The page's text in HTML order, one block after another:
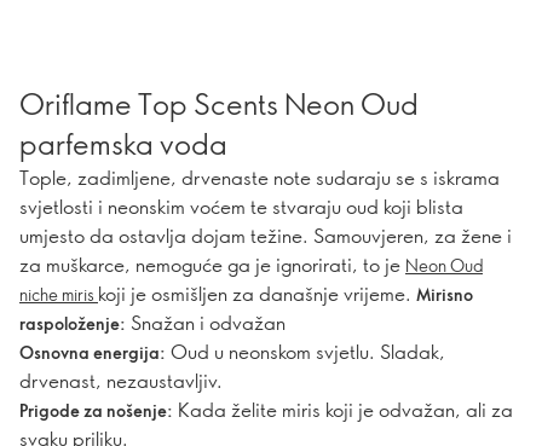
Oriflame Top Scents Neon Oud
parfemska voda
Tople, zadimljene, drvenaste note sudaraju se s iskrama
svjetlosti i neonskim voćem te stvaraju oud koji blista
umjesto da ostavlja dojam težine. Samouvjeren, za žene i
za muškarce, nemoguće ga je ignorirati, to je Neon Oud
niche miris koji je osmišljen za današnje vrijeme. Mirisno
raspoloženje: Snažan i odvažan
Osnovna energija: Oud u neonskom svjetlu. Sladak,
drvenast, nezaustavljiv.
Prigode za nošenje: Kada želite miris koji je odvažan, ali za
svaku priliku.